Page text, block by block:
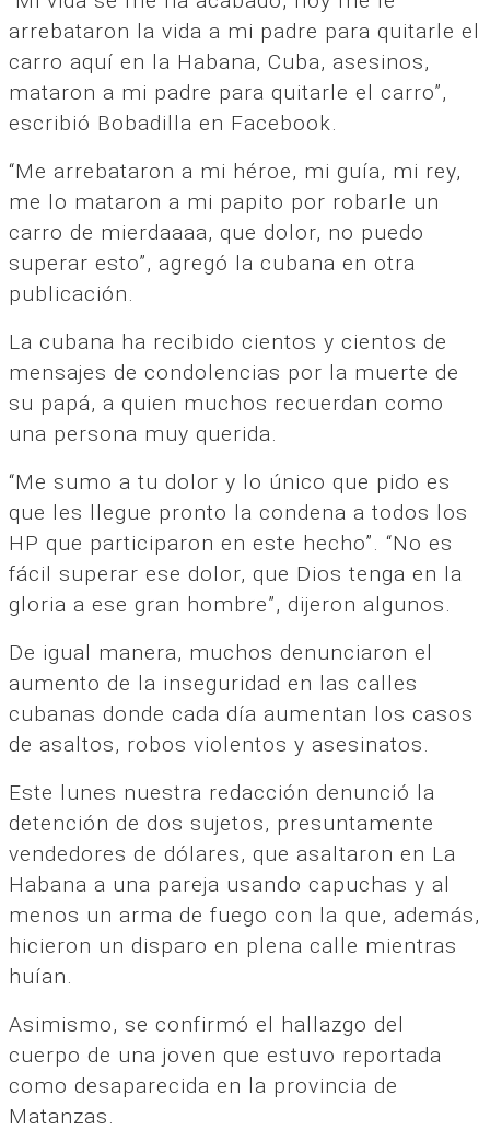
arrebataron la vida a mi padre para quitarle el
carro aquí en la Habana, Cuba, asesinos,
mataron a mi padre para quitarle el carro”,
escribió Bobadilla en Facebook.
“Me arrebataron a mi héroe, mi guía, mi rey,
me lo mataron a mi papito por robarle un
carro de mierdaaaa, que dolor, no puedo
superar esto”, agregó la cubana en otra
publicación.
La cubana ha recibido cientos y cientos de
mensajes de condolencias por la muerte de
su papá, a quien muchos recuerdan como
una persona muy querida.
“Me sumo a tu dolor y lo único que pido es
que les llegue pronto la condena a todos los
HP que participaron en este hecho”. “No es
fácil superar ese dolor, que Dios tenga en la
gloria a ese gran hombre”, dijeron algunos.
De igual manera, muchos denunciaron el
aumento de la inseguridad en las calles
cubanas donde cada día aumentan los casos
de asaltos, robos violentos y asesinatos.
Este lunes nuestra redacción denunció la
detención de dos sujetos, presuntamente
vendedores de dólares, que asaltaron en La
Habana a una pareja usando capuchas y al
menos un arma de fuego con la que, además,
hicieron un disparo en plena calle mientras
huían.
Asimismo, se confirmó el hallazgo del
cuerpo de una joven que estuvo reportada
como desaparecida en la provincia de
Matanzas.